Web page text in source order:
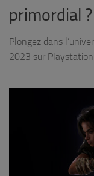
primordial ?
Plongez dans
2023 sur